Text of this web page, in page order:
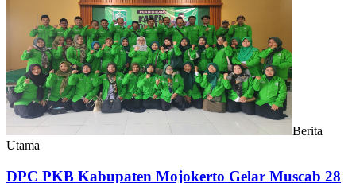
Berita
Utama
DPC PKB Kabupaten Mojokerto Gelar Muscab 28